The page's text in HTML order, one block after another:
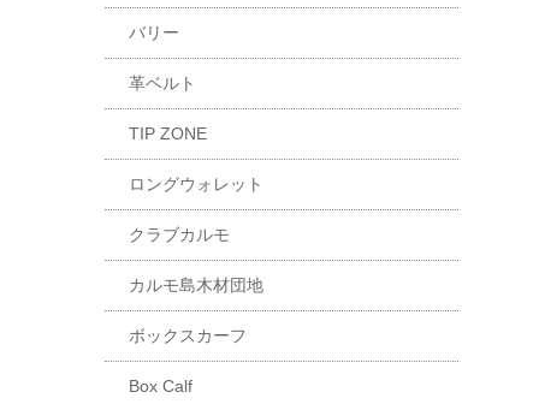
バリー
革ベルト
TIP ZONE
ロングウォレット
クラブカルモ
カルモ島木材団地
ボックスカーフ
Box Calf